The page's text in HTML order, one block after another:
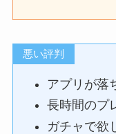
悪い評判
アプリが落
長時間のプ
ガチャで欲